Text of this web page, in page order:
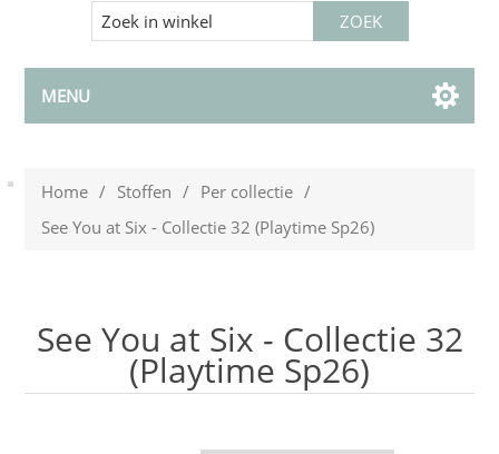
MENU
Home / Stoffen / Per collectie /
See You at Six - Collectie 32 (Playtime Sp26)
See You at Six - Collectie 32
(Playtime Sp26)